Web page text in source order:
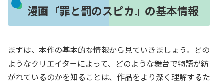
漫画『罪と罰のスピカ』の基本情報
まずは、本作の基本的な情報から見ていきましょう。どの
ようなクリエイターによって、どのような舞台で物語が紡
がれているのかを知ることは、作品をより深く理解するた